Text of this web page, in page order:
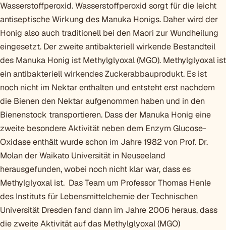
Wasserstoffperoxid. Wasserstoffperoxid sorgt für die leicht
antiseptische Wirkung des Manuka Honigs. Daher wird der
Honig also auch traditionell bei den Maori zur Wundheilung
eingesetzt. Der zweite antibakteriell wirkende Bestandteil
des Manuka Honig ist Methylglyoxal (MGO). Methylglyoxal ist
ein antibakteriell wirkendes Zuckerabbauprodukt. Es ist
noch nicht im Nektar enthalten und entsteht erst nachdem
die Bienen den Nektar aufgenommen haben und in den
Bienenstock transportieren. Dass der Manuka Honig eine
zweite besondere Aktivität neben dem Enzym Glucose-
Oxidase enthält wurde schon im Jahre 1982 von Prof. Dr.
Molan der Waikato Universität in Neuseeland
herausgefunden, wobei noch nicht klar war, dass es
Methylglyoxal ist. Das Team um Professor Thomas Henle
des Instituts für Lebensmittelchemie der Technischen
Universität Dresden fand dann im Jahre 2006 heraus, dass
die zweite Aktivität auf das Methylglyoxal (MGO)